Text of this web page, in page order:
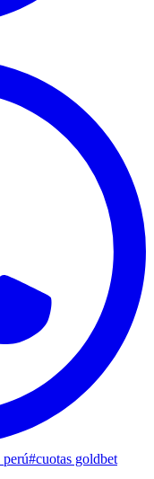
#cuotas goldbet